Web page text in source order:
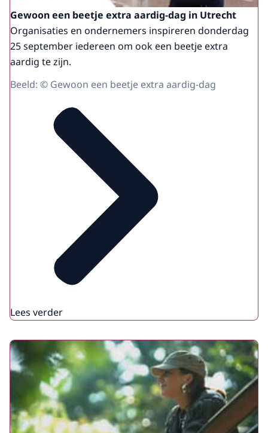
Gewoon een beetje extra aardig-dag in Utrecht
Organisaties en ondernemers inspireren donderdag
25 september iedereen om ook een beetje extra
aardig te zijn.
Beeld: © Gewoon een beetje extra aardig-dag
Lees verder